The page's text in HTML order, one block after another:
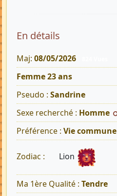
En détails
Maj: 08/05/2026
Femme 23 ans
Pseudo : Sandrine
Sexe recherché : Homme
Préférence : Vie commune
Zodiac : Lion
Ma 1ère Qualité : Tendre